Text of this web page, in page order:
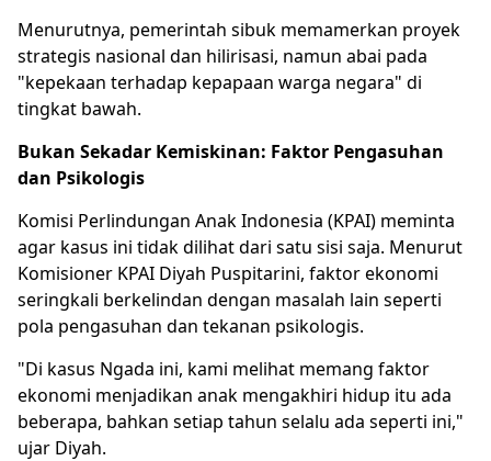
Menurutnya, pemerintah sibuk memamerkan proyek
strategis nasional dan hilirisasi, namun abai pada
"kepekaan terhadap kepapaan warga negara" di
tingkat bawah.
Bukan Sekadar Kemiskinan: Faktor Pengasuhan
dan Psikologis
Komisi Perlindungan Anak Indonesia (KPAI) meminta
agar kasus ini tidak dilihat dari satu sisi saja. Menurut
Komisioner KPAI Diyah Puspitarini, faktor ekonomi
seringkali berkelindan dengan masalah lain seperti
pola pengasuhan dan tekanan psikologis.
"Di kasus Ngada ini, kami melihat memang faktor
ekonomi menjadikan anak mengakhiri hidup itu ada
beberapa, bahkan setiap tahun selalu ada seperti ini,"
ujar Diyah.